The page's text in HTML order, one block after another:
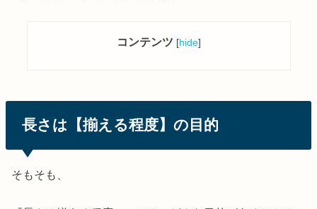
コンテンツ [hide]
長さは【揃える程度】の目的
そもそも、